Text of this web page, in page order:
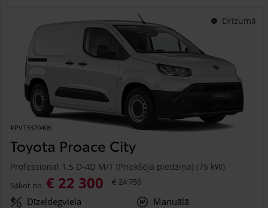
Drīzumā
#PVT3370406
Toyota Proace City
Professional 1.5 D-4D M/T (Priekšējā piedziņa) (75 kW)
Sākot no € 22 300 € 24 750
Dīzeļdegviela
Manuālā